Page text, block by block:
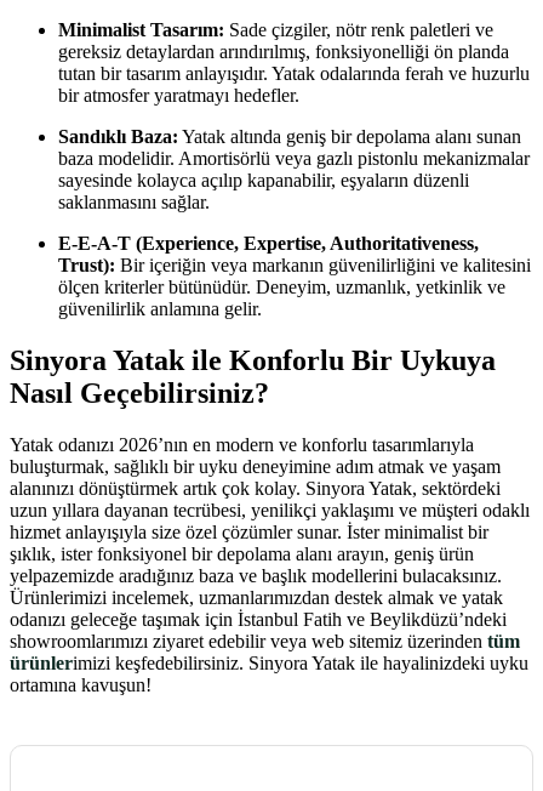
Minimalist Tasarım: Sade çizgiler, nötr renk paletleri ve
gereksiz detaylardan arındırılmış, fonksiyonelliği ön planda
tutan bir tasarım anlayışıdır. Yatak odalarında ferah ve huzurlu
bir atmosfer yaratmayı hedefler.
Sandıklı Baza: Yatak altında geniş bir depolama alanı sunan
baza modelidir. Amortisörlü veya gazlı pistonlu mekanizmalar
sayesinde kolayca açılıp kapanabilir, eşyaların düzenli
saklanmasını sağlar.
E-E-A-T (Experience, Expertise, Authoritativeness,
Trust): Bir içeriğin veya markanın güvenilirliğini ve kalitesini
ölçen kriterler bütünüdür. Deneyim, uzmanlık, yetkinlik ve
güvenilirlik anlamına gelir.
Sinyora Yatak ile Konforlu Bir Uykuya
Nasıl Geçebilirsiniz?
Yatak odanızı 2026’nın en modern ve konforlu tasarımlarıyla
buluşturmak, sağlıklı bir uyku deneyimine adım atmak ve yaşam
alanınızı dönüştürmek artık çok kolay. Sinyora Yatak, sektördeki
uzun yıllara dayanan tecrübesi, yenilikçi yaklaşımı ve müşteri odaklı
hizmet anlayışıyla size özel çözümler sunar. İster minimalist bir
şıklık, ister fonksiyonel bir depolama alanı arayın, geniş ürün
yelpazemizde aradığınız baza ve başlık modellerini bulacaksınız.
Ürünlerimizi incelemek, uzmanlarımızdan destek almak ve yatak
odanızı geleceğe taşımak için İstanbul Fatih ve Beylikdüzü’ndeki
showroomlarımızı ziyaret edebilir veya web sitemiz üzerinden tüm
ürünlerimizi keşfedebilirsiniz. Sinyora Yatak ile hayalinizdeki uyku
ortamına kavuşun!